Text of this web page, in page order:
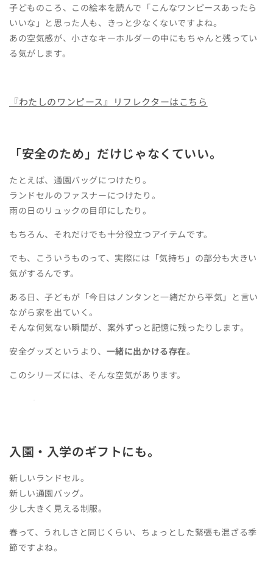
子どものころ、この絵本を読んで「こんなワンピースあったら
いいな」と思った人も、きっと少なくないですよね。
あの空気感が、小さなキーホルダーの中にもちゃんと残ってい
る気がします。
『わたしのワンピース』リフレクターはこちら
「安全のため」だけじゃなくていい。
たとえば、通園バッグにつけたり。
ランドセルのファスナーにつけたり。
雨の日のリュックの目印にしたり。
もちろん、それだけでも十分役立つアイテムです。
でも、こういうものって、実際には「気持ち」の部分も大きい
気がするんです。
ある日、子どもが「今日はノンタンと一緒だから平気」と言い
ながら家を出ていく。
そんな何気ない瞬間が、案外ずっと記憶に残ったりします。
安全グッズというより、 一緒に出かける存在。
このシリーズには、そんな空気があります。
入園・入学のギフトにも。
新しいランドセル。
新しい通園バッグ。
少し大きく見える制服。
春って、うれしさと同じくらい、ちょっとした緊張も混ざる季
節ですよね。